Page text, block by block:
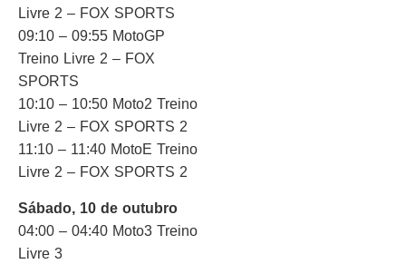
Livre 2 – FOX SPORTS
09:10 – 09:55 MotoGP
Treino Livre 2 – FOX
SPORTS
10:10 – 10:50 Moto2 Treino
Livre 2 – FOX SPORTS 2
11:10 – 11:40 MotoE Treino
Livre 2 – FOX SPORTS 2
Sábado, 10 de outubro
04:00 – 04:40 Moto3 Treino
Livre 3